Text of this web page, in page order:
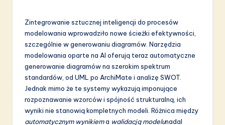
L
Zintegrowanie sztucznej inteligencji do procesów
modelowania wprowadziło nowe ścieżki efektywności,
szczególnie w generowaniu diagramów. Narzędzia
modelowania oparte na AI oferują teraz automatyczne
generowanie diagramów na szerokim spektrum
standardów, od UML po ArchiMate i analizę SWOT.
Jednak mimo że te systemy wykazują imponujące
rozpoznawanie wzorców i spójność strukturalną, ich
wyniki nie stanowią kompletnych modeli. Różnica między
automatycznym wynikiema walidacją modelunadal